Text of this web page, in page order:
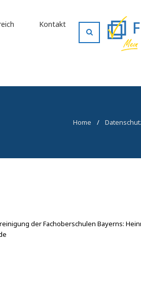
Kontakt
Home /
der Fachoberschulen Bayerns: